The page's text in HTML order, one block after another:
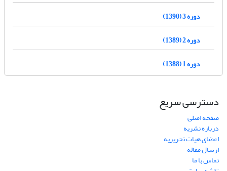
دوره 3 (1390)
دوره 2 (1389)
دوره 1 (1388)
دسترسی سریع
صفحه اصلی
درباره نشریه
اعضای هیات تحریریه
ارسال مقاله
تماس با ما